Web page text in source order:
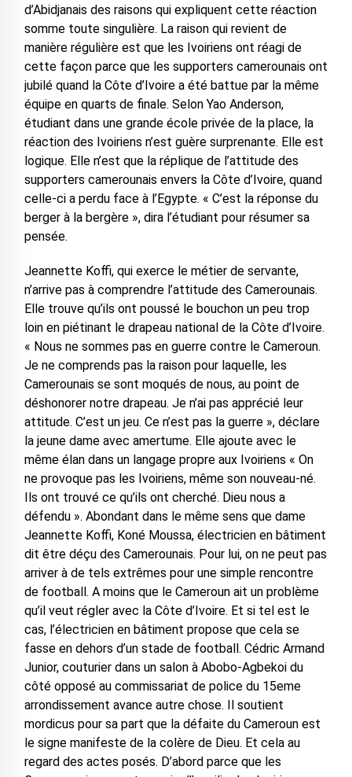
d’Abidjanais des raisons qui expliquent cette réaction
somme toute singulière. La raison qui revient de
manière régulière est que les Ivoiriens ont réagi de
cette façon parce que les supporters camerounais ont
jubilé quand la Côte d’Ivoire a été battue par la même
équipe en quarts de finale. Selon Yao Anderson,
étudiant dans une grande école privée de la place, la
réaction des Ivoiriens n’est guère surprenante. Elle est
logique. Elle n’est que la réplique de l’attitude des
supporters camerounais envers la Côte d’Ivoire, quand
celle-ci a perdu face à l’Egypte. « C’est la réponse du
berger à la bergère », dira l’étudiant pour résumer sa
pensée.
Jeannette Koffi, qui exerce le métier de servante,
n’arrive pas à comprendre l’attitude des Camerounais.
Elle trouve qu’ils ont poussé le bouchon un peu trop
loin en piétinant le drapeau national de la Côte d’Ivoire.
« Nous ne sommes pas en guerre contre le Cameroun.
Je ne comprends pas la raison pour laquelle, les
Camerounais se sont moqués de nous, au point de
déshonorer notre drapeau. Je n’ai pas apprécié leur
attitude. C’est un jeu. Ce n’est pas la guerre », déclare
la jeune dame avec amertume. Elle ajoute avec le
même élan dans un langage propre aux Ivoiriens « On
ne provoque pas les Ivoiriens, même son nouveau-né.
Ils ont trouvé ce qu’ils ont cherché. Dieu nous a
défendu ». Abondant dans le même sens que dame
Jeannette Koffi, Koné Moussa, électricien en bâtiment
dit être déçu des Camerounais. Pour lui, on ne peut pas
arriver à de tels extrêmes pour une simple rencontre
de football. A moins que le Cameroun ait un problème
qu’il veut régler avec la Côte d’Ivoire. Et si tel est le
cas, l’électricien en bâtiment propose que cela se
fasse en dehors d’un stade de football. Cédric Armand
Junior, couturier dans un salon à Abobo-Agbekoi du
côté opposé au commissariat de police du 15eme
arrondissement avance autre chose. Il soutient
mordicus pour sa part que la défaite du Cameroun est
le signe manifeste de la colère de Dieu. Et cela au
regard des actes posés. D’abord parce que les